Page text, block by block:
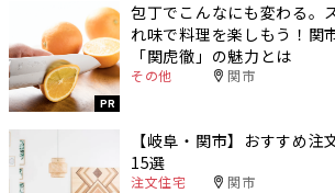
PR
包丁でこんなにも変わる。
れ味で料理を楽しもう！関
「関虎徹」の魅力とは
その他 関市
【岐阜・関市】おすすめ
15選
注文住宅 関市